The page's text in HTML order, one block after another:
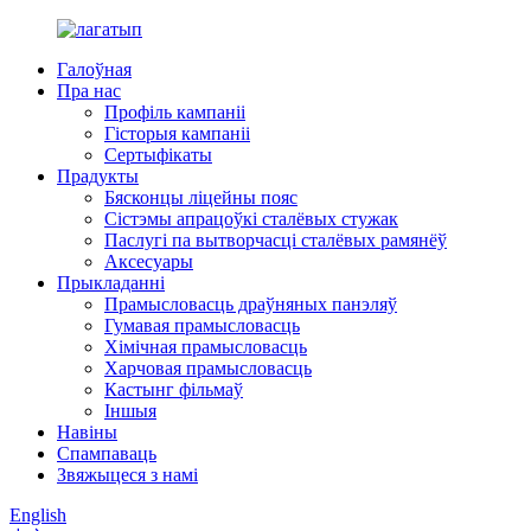
Галоўная
Пра нас
Профіль кампаніі
Гісторыя кампаніі
Сертыфікаты
Прадукты
Бясконцы ліцейны пояс
Сістэмы апрацоўкі сталёвых стужак
Паслугі па вытворчасці сталёвых рамянёў
Аксесуары
Прыкладанні
Прамысловасць драўняных панэляў
Гумавая прамысловасць
Хімічная прамысловасць
Харчовая прамысловасць
Кастынг фільмаў
Іншыя
Навіны
Спампаваць
Звяжыцеся з намі
English